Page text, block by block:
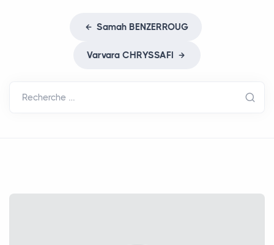
Samah BENZERROUG
Varvara CHRYSSAFI
Recherche …